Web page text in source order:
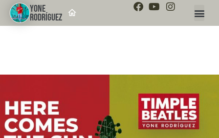
YONE
RODRÍGUEZ